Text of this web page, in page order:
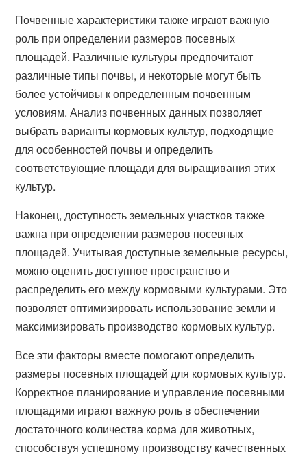
Почвенные характеристики также играют важную
роль при определении размеров посевных
площадей. Различные культуры предпочитают
различные типы почвы, и некоторые могут быть
более устойчивы к определенным почвенным
условиям. Анализ почвенных данных позволяет
выбрать варианты кормовых культур, подходящие
для особенностей почвы и определить
соответствующие площади для выращивания этих
культур.
Наконец, доступность земельных участков также
важна при определении размеров посевных
площадей. Учитывая доступные земельные ресурсы,
можно оценить доступное пространство и
распределить его между кормовыми культурами. Это
позволяет оптимизировать использование земли и
максимизировать производство кормовых культур.
Все эти факторы вместе помогают определить
размеры посевных площадей для кормовых культур.
Корректное планирование и управление посевными
площадями играют важную роль в обеспечении
достаточного количества корма для животных,
способствуя успешному производству качественных